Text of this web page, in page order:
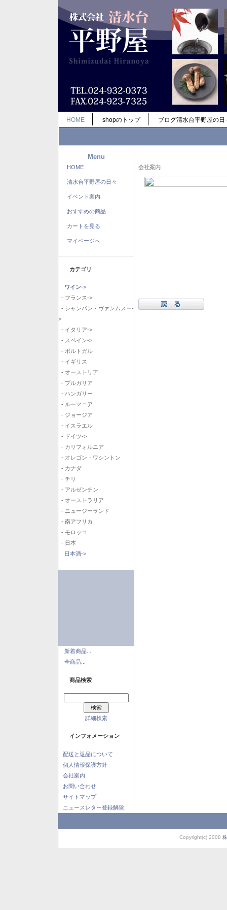
HOME shopのトップ ブログ清水台平野屋の日
Menu
HOME
清水台平野屋の日々
イベント案内
おすすめの商品
カートを見る
マイページへ
カテゴリ
ワイン->
- フランス->
- シャンパン・ヴァンムスー-
>
- イタリア->
- スペイン->
- ポルトガル
- イギリス
- オーストリア
- ブルガリア
- ハンガリー
- ルーマニア
- ジョージア
- イスラエル
- ドイツ->
- カリフォルニア
- オレゴン・ワシントン
- カナダ
- チリ
- アルゼンチン
- オーストラリア
- ニュージーランド
- 南アフリカ
- モロッコ
- 日本
日本酒->
新着商品...
全商品...
商品検索
詳細検索
インフォメーション
配送と返品について
個人情報保護方針
会社案内
お問い合わせ
サイトマップ
ニュースレター登録解除
会社案内
Copyright(c) 2008